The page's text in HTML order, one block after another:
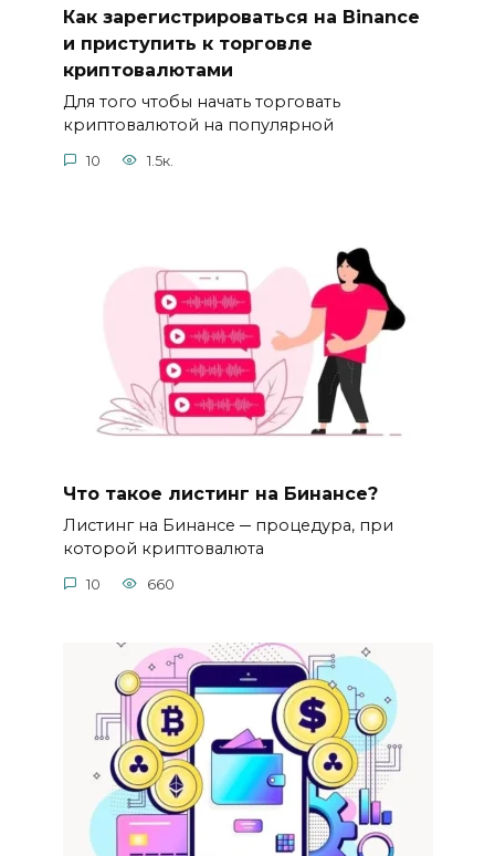
Как зарегистрироваться на Binance
и приступить к торговле
криптовалютами
Для того чтобы начать торговать
криптовалютой на популярной
10 1.5к.
Что такое листинг на Бинансе?​
Листинг на Бинансе ─ процедура, при
которой криптовалюта
10 660